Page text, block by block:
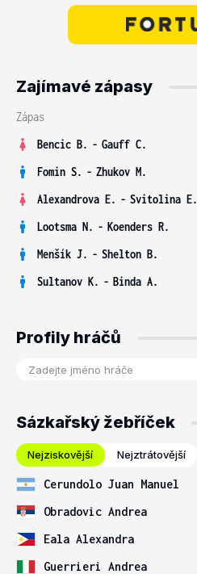
Zajímavé zápasy
Zápas
Bencic B. - Gauff C.
Fomin S. - Zhukov M.
Alexandrova E. - Svitolina E.
Lootsma N. - Koenders R.
Menšík J. - Shelton B.
Sultanov K. - Binda A.
Profily hráčů
Sázkařský žebříček
Nejziskovější Nejztrátovější
Cerundolo Juan Manuel
Obradovic Andrea
Eala Alexandra
Guerrieri Andrea